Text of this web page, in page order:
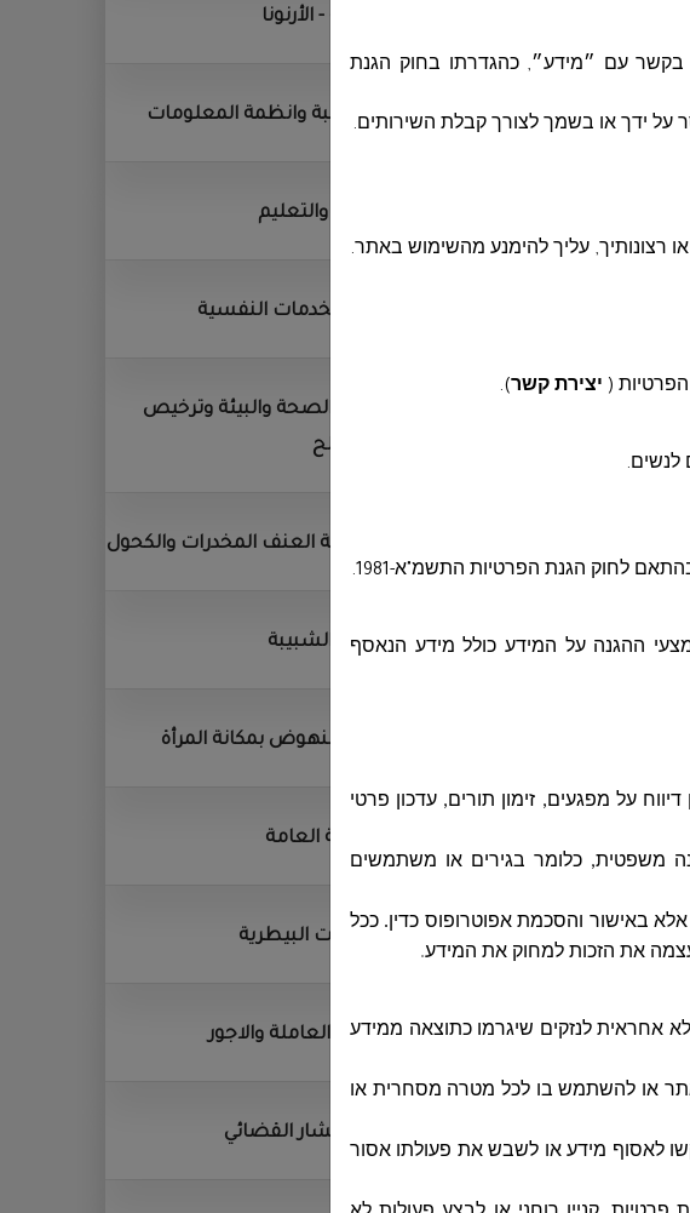
الجباية - الأرنونا
الحوسبة وانظمة المعلومات
التربية والتعليم
مركز الخدمات النفسية
قسم الصحة والبيئة وترخيص
المصالح
مكافحة العنف المخدرات والكحول
قسم الشبيبة
وحدة النهوض بمكانة المرأة
المكتبة العامة
الخدمات البيطرية
القوى العاملة والاجور
المستشار القضائي
בקשר עם ״מידע״, כהגדרתו בחוק הגנת
.
עליך להימנע מהשימוש באתר.
( יצירת קשר)
.
לנשים.
לחוק הגנת הפרטיות התשמ"א-1981 .
ההגנה על המידע כולל מידע הנאסף
על מפגעים, זימון תורים, עדכון פרטי
משפטית, כלומר בגירים או משתמשים
באתר והשירותים המוצעים בו אינו מיועד לקטינים מתחת לגיל 18, אלא באישור והסכמת אפוטרופוס כדין. ככל
את הזכות למחוק את המידע.
אחראית לנזקים שיגרמו כתוצאה ממידע
או להשתמש בו לכל מטרה מסחרית או
לאסוף מידע או לשבש את פעולתו אסור